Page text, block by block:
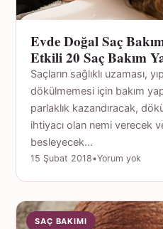
Evde Doğal Saç
Etkili 20 Saç Bakım
Saçların sağlıklı uzaması,
dökülmemesi için bakım
parlaklık kazandıracak,
ihtiyacı olan nemi verecek
besleyecek…
15 Şubat 2018•Yorum yok
SAÇ BAKIMI